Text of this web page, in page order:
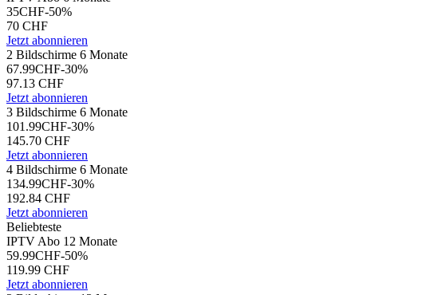
35CHF-50%
70 CHF
Jetzt abonnieren
2 Bildschirme 6 Monate
67.99CHF-30%
97.13 CHF
Jetzt abonnieren
3 Bildschirme 6 Monate
101.99CHF-30%
145.70 CHF
Jetzt abonnieren
4 Bildschirme 6 Monate
134.99CHF-30%
192.84 CHF
Jetzt abonnieren
Beliebteste
IPTV Abo 12 Monate
59.99CHF-50%
119.99 CHF
Jetzt abonnieren